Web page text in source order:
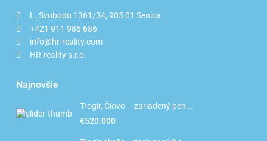
L. Svobodu 1361/34, 905 01 Senica
+421 911 986 686
info@hr-reality.com
HR-reality s.r.o.
Najnovšie
Trogir, Čiovo – zariadený pen...
€520.000